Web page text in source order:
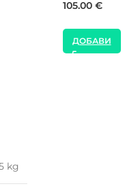
21.00€
ДОБАВИ
kg